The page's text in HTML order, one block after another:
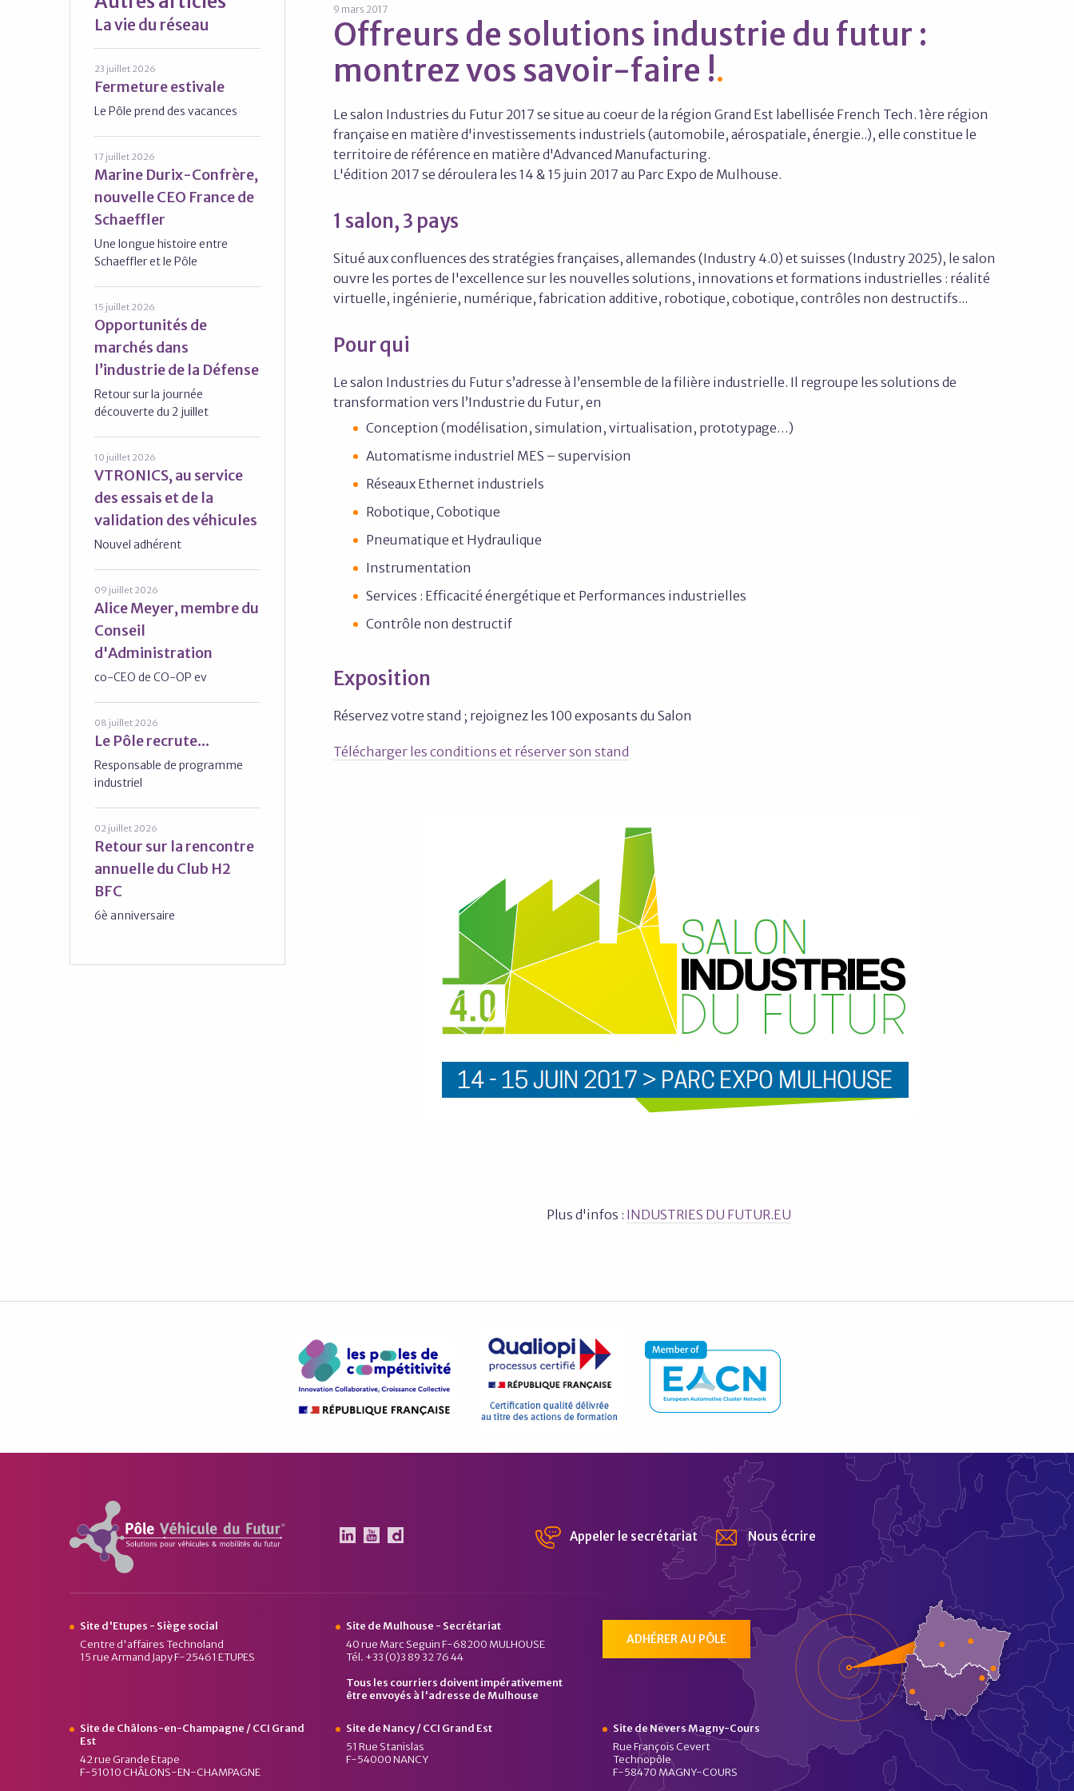
9 mars 2017
Offreurs de solutions industrie du futur :
montrez vos savoir-faire !
Le salon Industries du Futur 2017 se situe au coeur de la région Grand Est labellisée French Tech. 1ère région
française en matière d'investissements industriels (automobile, aérospatiale, énergie..), elle constitue le
territoire de référence en matière d'Advanced Manufacturing.
L'édition 2017 se déroulera les 14 & 15 juin 2017 au Parc Expo de Mulhouse.
1 salon, 3 pays
Situé aux confluences des stratégies françaises, allemandes (Industry 4.0) et suisses (Industry 2025), le salon
ouvre les portes de l'excellence sur les nouvelles solutions, innovations et formations industrielles : réalité
virtuelle, ingénierie, numérique, fabrication additive, robotique, cobotique, contrôles non destructifs...
Pour qui
Le salon Industries du Futur s’adresse à l’ensemble de la filière industrielle. Il regroupe les solutions de
transformation vers l’Industrie du Futur, en
Conception (modélisation, simulation, virtualisation, prototypage…)
Automatisme industriel MES – supervision
Réseaux Ethernet industriels
Robotique, Cobotique
Pneumatique et Hydraulique
Instrumentation
Services : Efficacité énergétique et Performances industrielles
Contrôle non destructif
Exposition
Réservez votre stand ; rejoignez les 100 exposants du Salon
Télécharger les conditions et réserver son stand
Plus d'infos : INDUSTRIES DU FUTUR.EU
La vie du réseau
23 juillet 2026
Fermeture estivale
Le Pôle prend des vacances
17 juillet 2026
Marine Durix-Confrère,
nouvelle CEO France de
Schaeffler
Une longue histoire entre
Schaeffler et le Pôle
15 juillet 2026
Opportunités de
marchés dans
l’industrie de la Défense
Retour sur la journée
découverte du 2 juillet
10 juillet 2026
VTRONICS, au service
des essais et de la
validation des véhicules
Nouvel adhérent
09 juillet 2026
Alice Meyer, membre du
Conseil
d'Administration
co-CEO de CO-OP ev
08 juillet 2026
Le Pôle recrute...
Responsable de programme
industriel
02 juillet 2026
Retour sur la rencontre
annuelle du Club H2
BFC
6è anniversaire
Pôle Véhicule du Futur
Le Pôle Véhicule du Futur sur Linkedin
Le Pôle Véhicule du Futur sur Youtube
Chaîne Dailymotion du Pôle Véhicule du Futur
Appeler le secrétariat Nous écrire
Site d'Etupes - Siège social
Centre d'affaires Technoland
15 rue Armand Japy F-25461 ETUPES
Site de Mulhouse - Secrétariat
40 rue Marc Seguin F-68200 MULHOUSE
Tél. +33 (0)3 89 32 76 44
Tous les courriers doivent impérativement
être envoyés à l'adresse de Mulhouse
ADHÉRER AU PÔLE
Site de Châlons-en-Champagne / CCI Grand
Est
42 rue Grande Etape
F-51010 CHÂLONS-EN-CHAMPAGNE
Site de Nancy / CCI Grand Est
51 Rue Stanislas
F-54000 NANCY
Site de Nevers Magny-Cours
Rue François Cevert
Technopôle
F-58470 MAGNY-COURS